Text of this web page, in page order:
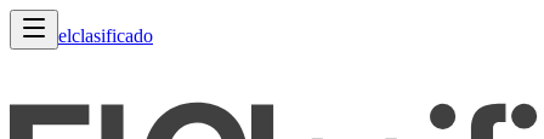
elclasificado